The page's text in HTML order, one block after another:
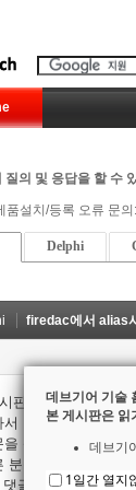
질의 및 응답을 할 수
품설치/등록 오류 문의:
Delphi
firedac에서 alias
판은 개발자들이
서 최대한 정중하게
을 상세히 작성해 주
분들도 참고할 수
댓글을 달지 않는 경
데브기어 기술
본 게시판은 읽
데브기
1일간 열지